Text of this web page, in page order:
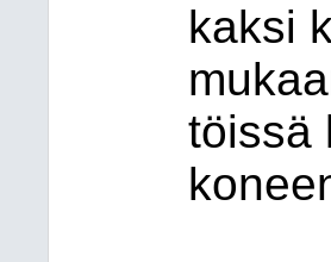
kaksi
töissä